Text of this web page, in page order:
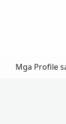
Mga Profile